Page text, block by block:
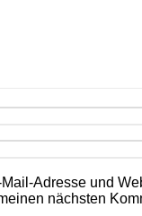
Mail-Adresse und
nächsten